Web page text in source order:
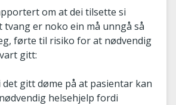
om at dei tilsette si
er noko ein må unngå så
førte til risiko for at nødvendig
gitt:
gitt døme på at pasientar kan
helsehjelp fordi